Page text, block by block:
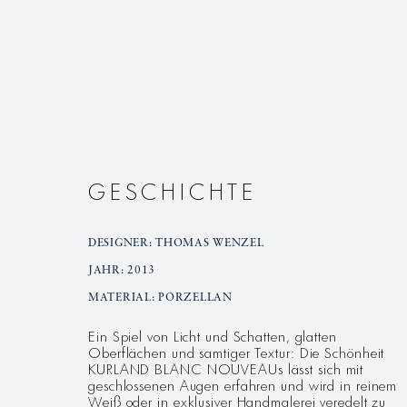
GESCHICHTE
DESIGNER: THOMAS WENZEL
JAHR: 2013
MATERIAL: PORZELLAN
Ein Spiel von Licht und Schatten, glatten
Oberflächen und samtiger Textur: Die Schönheit
KURLAND BLANC NOUVEAUs lässt sich mit
geschlossenen Augen erfahren und wird in reinem
Weiß oder in exklusiver Handmalerei veredelt zu